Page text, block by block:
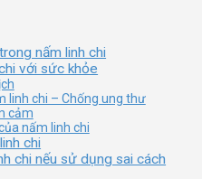
nấm linh chi
với sức khỏe
linh chi – Chống ung thư
cảm
nấm linh chi
chi
chi nếu sử dụng sai cách